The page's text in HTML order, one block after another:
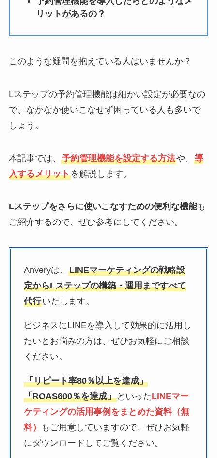
リットがあるの？
このような疑問を抱えている人はいませんか？
Lステップの予約管理機能は細かい設定が必要なの
で、なかなか使いこなせず困っている人も多いで
しょう。
本記事では、 予約管理機能を設定する方法や、 導
入するメリットを解説します。
Lステップをさらに使いこなすための便利な機能も
ご紹介するので、ぜひ参考にしてください。
Anveryは、 LINEマーケティングの戦略設
定からLステップの構築・運用まですべて
代行いたします。
ビジネスにLINEを導入して効果的に活用し
たいとお悩みの方は、ぜひお気軽にご相談
ください。
「リピート率80％以上を達成」
「ROAS600％を達成」といったLINEマー
ケティングの活用事例をまとめた資料（無
料）
もご用意していますので、ぜひお気軽
にダウンロードしてご覧ください。